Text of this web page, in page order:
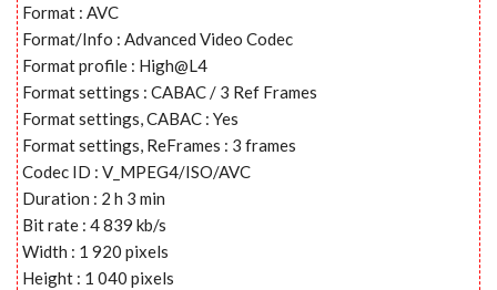
Format : AVC
Format/Info : Advanced Video Codec
Format profile : High@L4
Format settings : CABAC / 3 Ref Frames
Format settings, CABAC : Yes
Format settings, ReFrames : 3 frames
Codec ID : V_MPEG4/ISO/AVC
Duration : 2 h 3 min
Bit rate : 4 839 kb/s
Width : 1 920 pixels
Height : 1 040 pixels